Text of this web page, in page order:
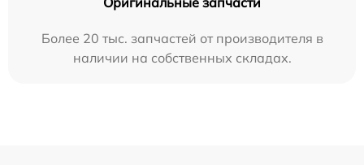
Более 20 тыс. запчастей от производителя в
наличии на собственных складах.